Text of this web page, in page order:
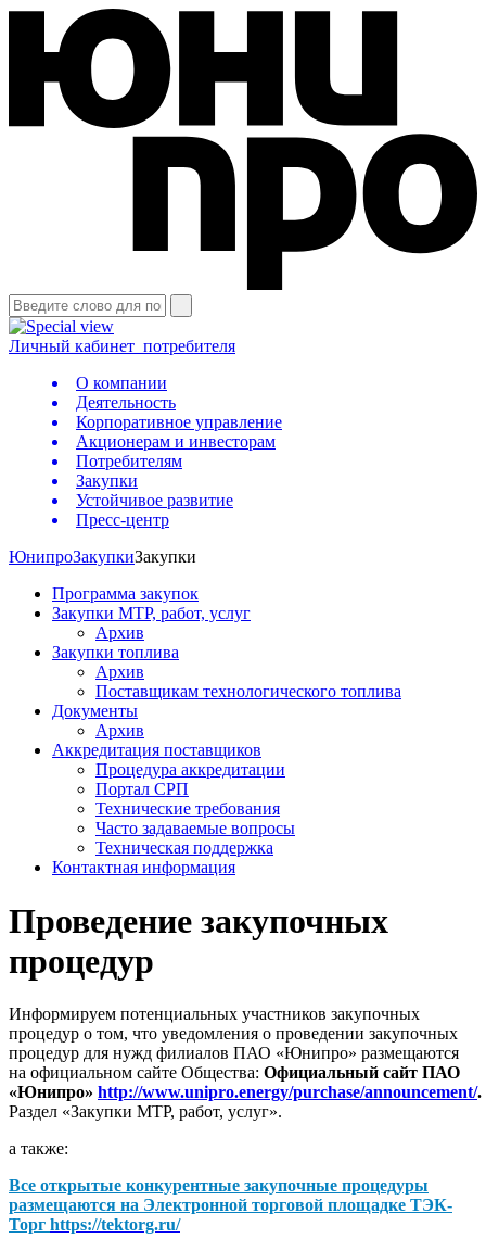
Личный кабинет потребителя
О компании
Деятельность
Корпоративное управление
Акционерам и инвесторам
Потребителям
Закупки
Устойчивое развитие
Пресс-центр
ЮнипроЗакупкиЗакупки
Программа закупок
Закупки МТР, работ, услуг
Архив
Закупки топлива
Архив
Поставщикам технологического топлива
Документы
Архив
Аккредитация поставщиков
Процедура аккредитации
Портал СРП
Технические требования
Часто задаваемые вопросы
Техническая поддержка
Контактная информация
Проведение закупочных
процедур
Информируем потенциальных участников закупочных
процедур о том, что уведомления о проведении закупочных
процедур для нужд филиалов ПАО «Юнипро» размещаются
на официальном сайте Общества: Официальный сайт ПАО
«Юнипро» http://www.unipro.energy/purchase/announcement/.
Раздел «Закупки МТР, работ, услуг».
а также:
Все открытые конкурентные закупочные процедуры
размещаются на Электронной торговой площадке ТЭК-
Торг https://tektorg.ru/